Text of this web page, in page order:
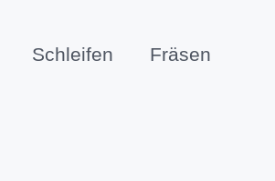
Schleifen Fräsen